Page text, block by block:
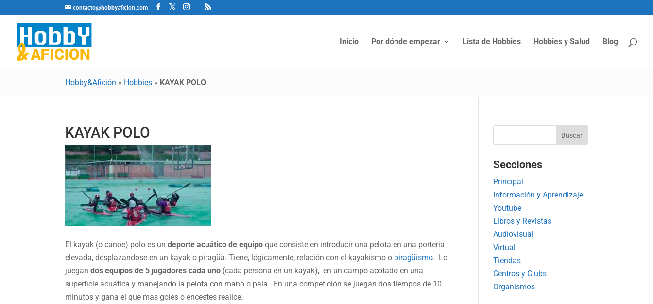
contacto@hobbyaficion.com
Hobby&Afición » Hobbies » KAYAK POLO
Inicio Por dónde empezar Lista de Hobbies Hobbies y Salud Blog
KAYAK POLO
El kayak (o canoe) polo es undeporte acuático de equipo que consiste en introducir una pelota en una porteria
elevada, desplazandose en un kayak o piragüa. Tiene, lógicamente, relación con el kayakismo o piragüismo. Lo
juegandos equipos de 5 jugadores cada uno (cada persona en un kayak), en un campo acotado en una
superficie acuática y manejando la pelota con mano o pala. En una competición se juegan dos tiempos de 10
minutos y gana el que mas goles o encestes realice.
Secciones
Principal
Información y Aprendizaje
Youtube
Libros y Revistas
Audiovisual
Virtual
Tiendas
Centros y Clubs
Organismos